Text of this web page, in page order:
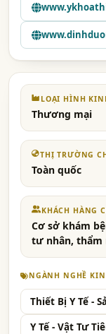
LOẠI HÌNH
Thương mại
THỊ TRƯỜNG
Toàn quốc
KHÁCH HÀNG
Cơ sở khám
tư nhân, thẩm
NGÀNH NGHỀ
Thiết Bị Y Tế -
Y Tế - Vật Tư